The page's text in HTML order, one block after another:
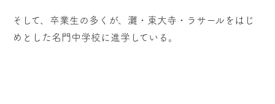
そして、卒業生の多くが、灘・東大寺・ラサールをはじ
めとした名門中学校に進学している。